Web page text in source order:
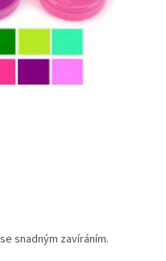
snadným zavíráním.